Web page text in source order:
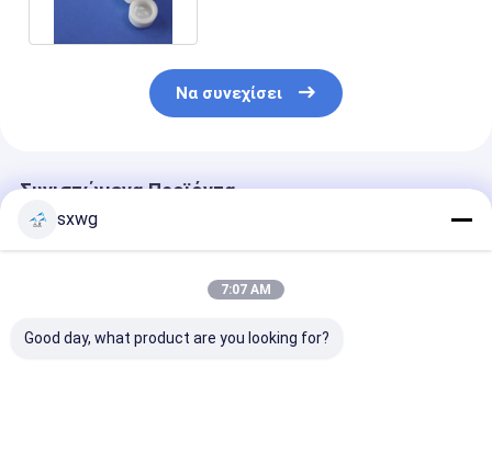
Να συνεχίσει
Συνιστώμενα Προϊόντα
sxwg
7:07 AM
Good day, what product are you looking for?